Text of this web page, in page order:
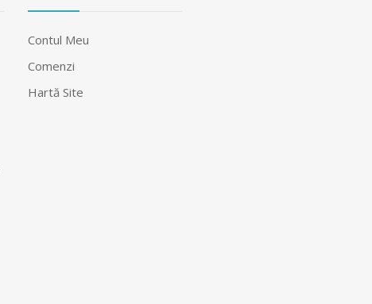
Contul Meu
Comenzi
Hartă Site